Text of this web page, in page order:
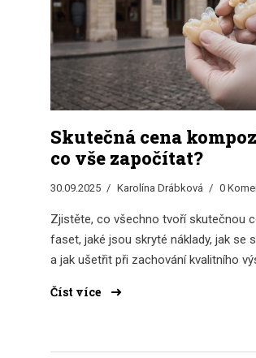
Skutečná cena
co vše započítat?
30.09.2025 Karolína Drábková 0
Zjistěte, co všechno tvoří skutečnou
faset, jaké jsou skryté náklady, jak se
a jak ušetřit při zachování kvalitního
Číst více